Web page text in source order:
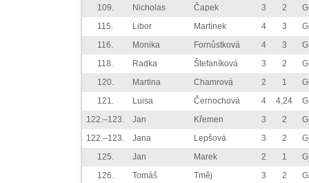
109.
Nicholas Čapek 3 2
115.
Libor Martínek 4 3
116.
Monika Fornůstková 4 3
118.
Radka Štefaníková 3 2
120.
Martina Chamrová 2 1
121.
Luisa Černochová 4 4,24
122.–123.
Jan Křemen 3 2
122.–123.
Jana Lepšová 3 2
125.
Jan Marek 2 1
126.
Tomáš Tměj 3 2